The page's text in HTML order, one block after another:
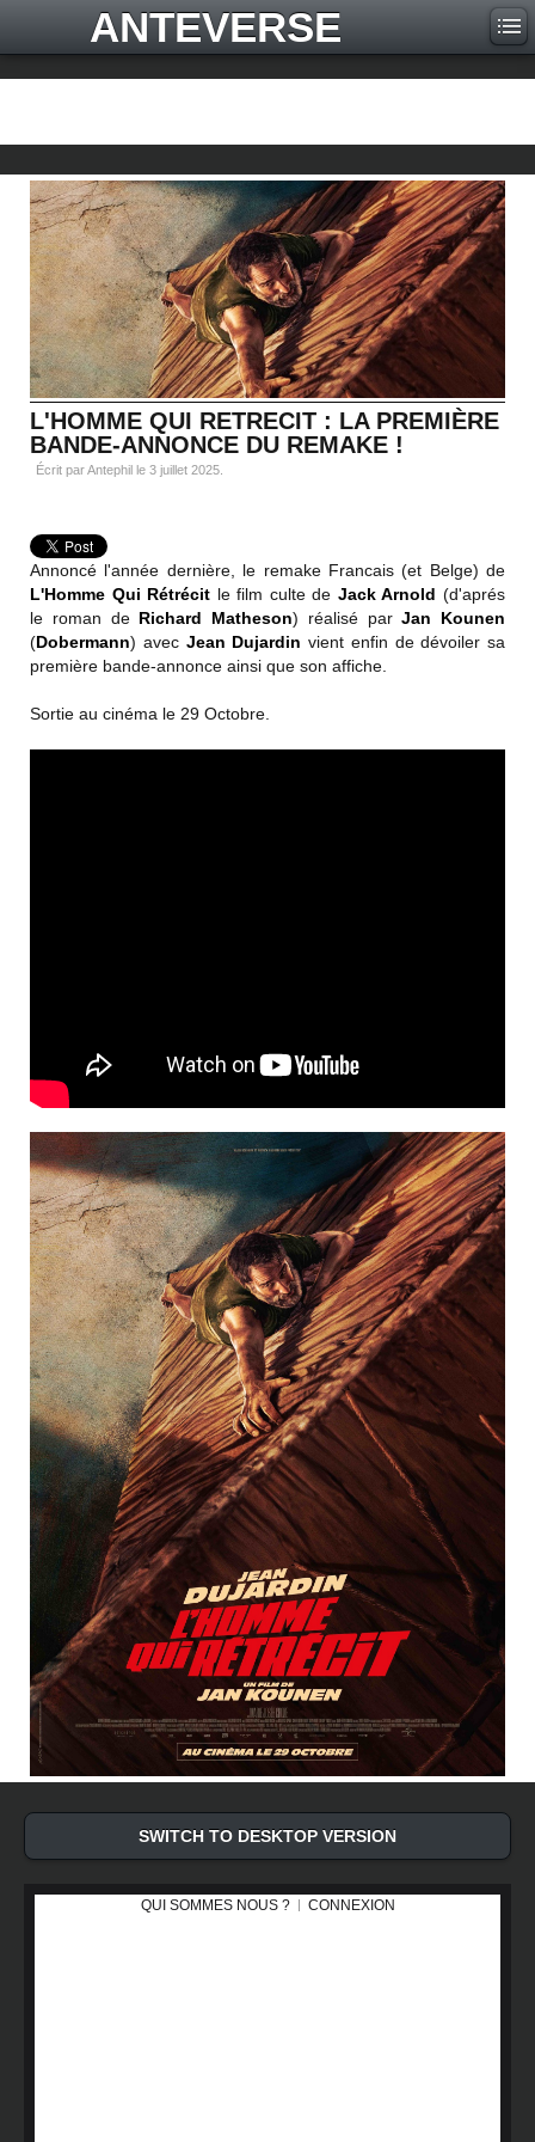
ANTEVERSE
L'HOMME QUI RETRECIT : LA PREMIÈRE
BANDE-ANNONCE DU REMAKE !
Écrit par Antephil le 3 juillet 2025
Annoncé l'année dernière, le remake Francais (et Belge) de
L'Homme Qui Rétrécit le film culte de Jack Arnold (d'aprés
le roman deRichard Matheson) réalisé parJan Kounen
(Dobermann) avec Jean Dujardin vient enfin de dévoiler sa
première bande-annonce ainsi que son affiche.
Sortie au cinéma le 29 Octobre.
SWITCH TO DESKTOP VERSION
QUI SOMMES NOUS ? CONNEXION